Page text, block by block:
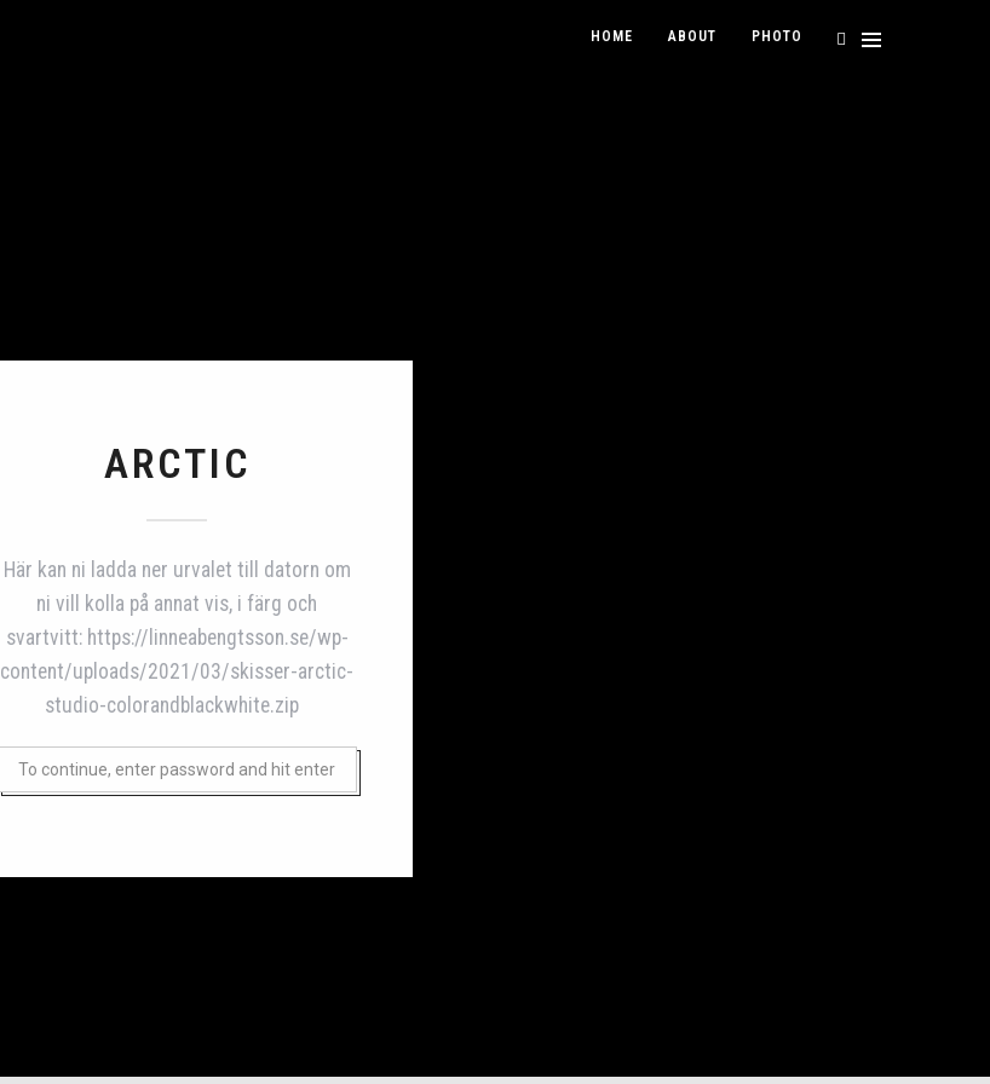
HOME ABOUT PHOTO
ARCTIC
Här kan ni ladda ner urvalet till datorn om
ni vill kolla på annat vis, i färg och
svartvitt: https://linneabengtsson.se/wp-
content/uploads/2021/03/skisser-arctic-
studio-colorandblackwhite.zip